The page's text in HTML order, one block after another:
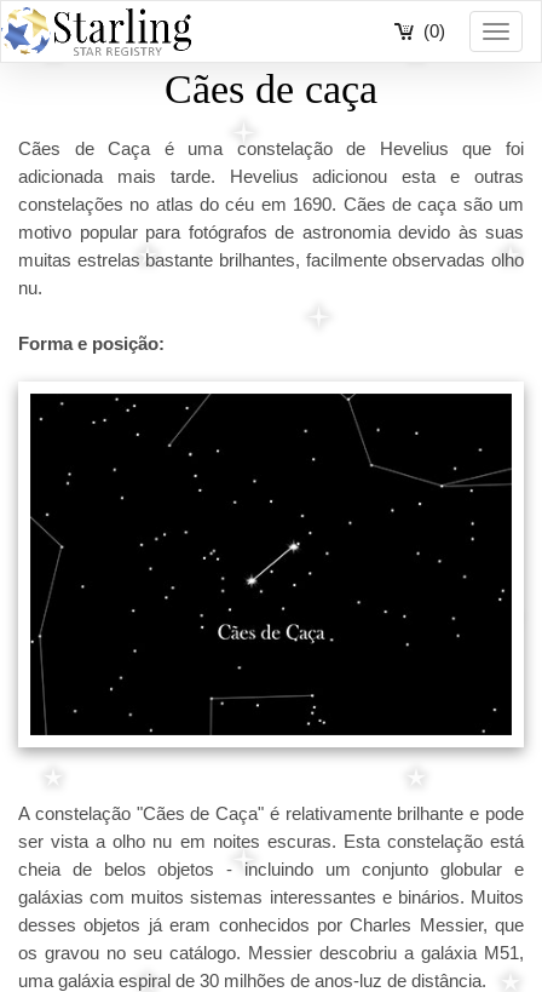
(0)
Cães de caça
Cães de Caça é uma constelação de Hevelius que foi
adicionada mais tarde. Hevelius adicionou esta e outras
constelações no atlas do céu em 1690. Cães de caça são um
motivo popular para fotógrafos de astronomia devido às suas
muitas estrelas bastante brilhantes, facilmente observadas olho
nu.
Forma e posição:
A constelação "Cães de Caça" é relativamente brilhante e pode
ser vista a olho nu em noites escuras. Esta constelação está
cheia de belos objetos - incluindo um conjunto globular e
galáxias com muitos sistemas interessantes e binários. Muitos
desses objetos já eram conhecidos por Charles Messier, que
os gravou no seu catálogo. Messier descobriu a galáxia M51,
uma galáxia espiral de 30 milhões de anos-luz de distância.